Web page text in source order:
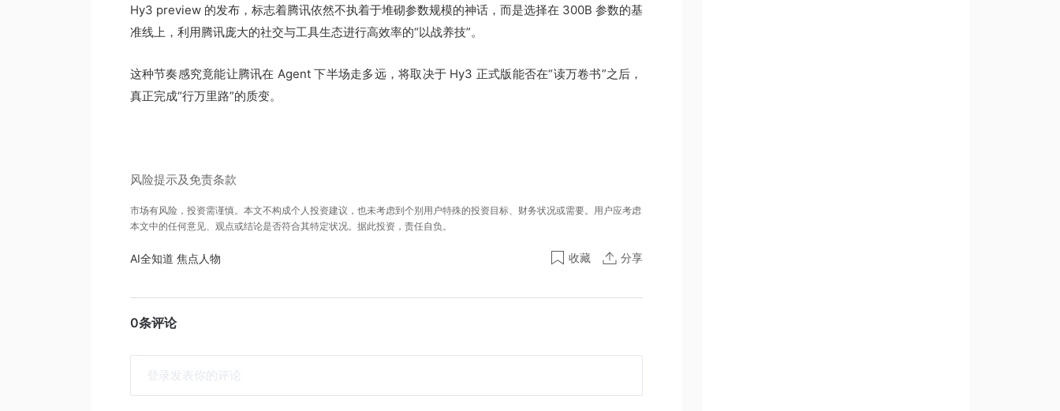
Hy3 preview 的发布，标志着腾讯依然不执着于堆砌参数规模的神话，而是选择在 300B 参数的基
准线上，利用腾讯庞大的社交与工具生态进行高效率的“以战养技”。
这种节奏感究竟能让腾讯在 Agent 下半场走多远，将取决于 Hy3 正式版能否在“读万卷书”之后，
真正完成“行万里路”的质变。
风险提示及免责条款
市场有风险，投资需谨慎。本文不构成个人投资建议，也未考虑到个别用户特殊的投资目标、财务状况或需要。用户应考虑
本文中的任何意见、观点或结论是否符合其特定状况。据此投资，责任自负。
AI全知道 焦点人物 收藏 分享
0条评论